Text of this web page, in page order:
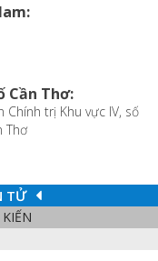
Cần Thơ:
Chính trị Khu vực IV, số
Thơ
TỬ